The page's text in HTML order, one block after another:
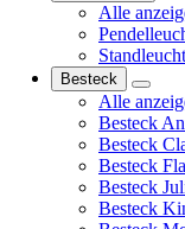
Alle
Besteck
Alle
Besteck
Besteck
Besteck
Besteck
Besteck